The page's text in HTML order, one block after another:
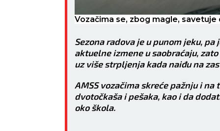
Vozačima se, zbog magle, savetuje
Sezona radova je u punom jeku,
aktuelne izmene u saobraćaju,
uz više strpljenja kada naiđu na
AMSS vozačima skreće pažnju i na
dvotočkaša i pešaka, kao i da
oko škola.